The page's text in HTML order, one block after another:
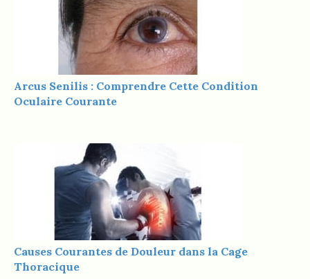
Arcus Senilis : Comprendre Cette Condition
Oculaire Courante
Causes Courantes de Douleur dans la Cage
Thoracique